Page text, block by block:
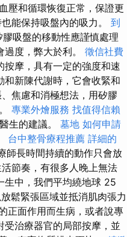
壓和循環恢復正常，保證更
能保持吸盤內的吸力。 到
膠吸盤的移動性應謹慎處理
度，弊大於利。 徵信社費
摩，具有一定的強度和速
和新陳代謝時，它會收緊和
焦慮和消極想法，用矽膠
專業外燴服務 找值得信賴
生的建議。 墓地 如何申請
台中整骨療程推薦 詳細的
師長時間持續的動作只會放
節奏，有很多人晚上無法
生中，我們平均繞地球 25
鬆緊張區域並抵消肌肉張力
正面作用而生病，或者說專
受治療器官的局部按摩，並